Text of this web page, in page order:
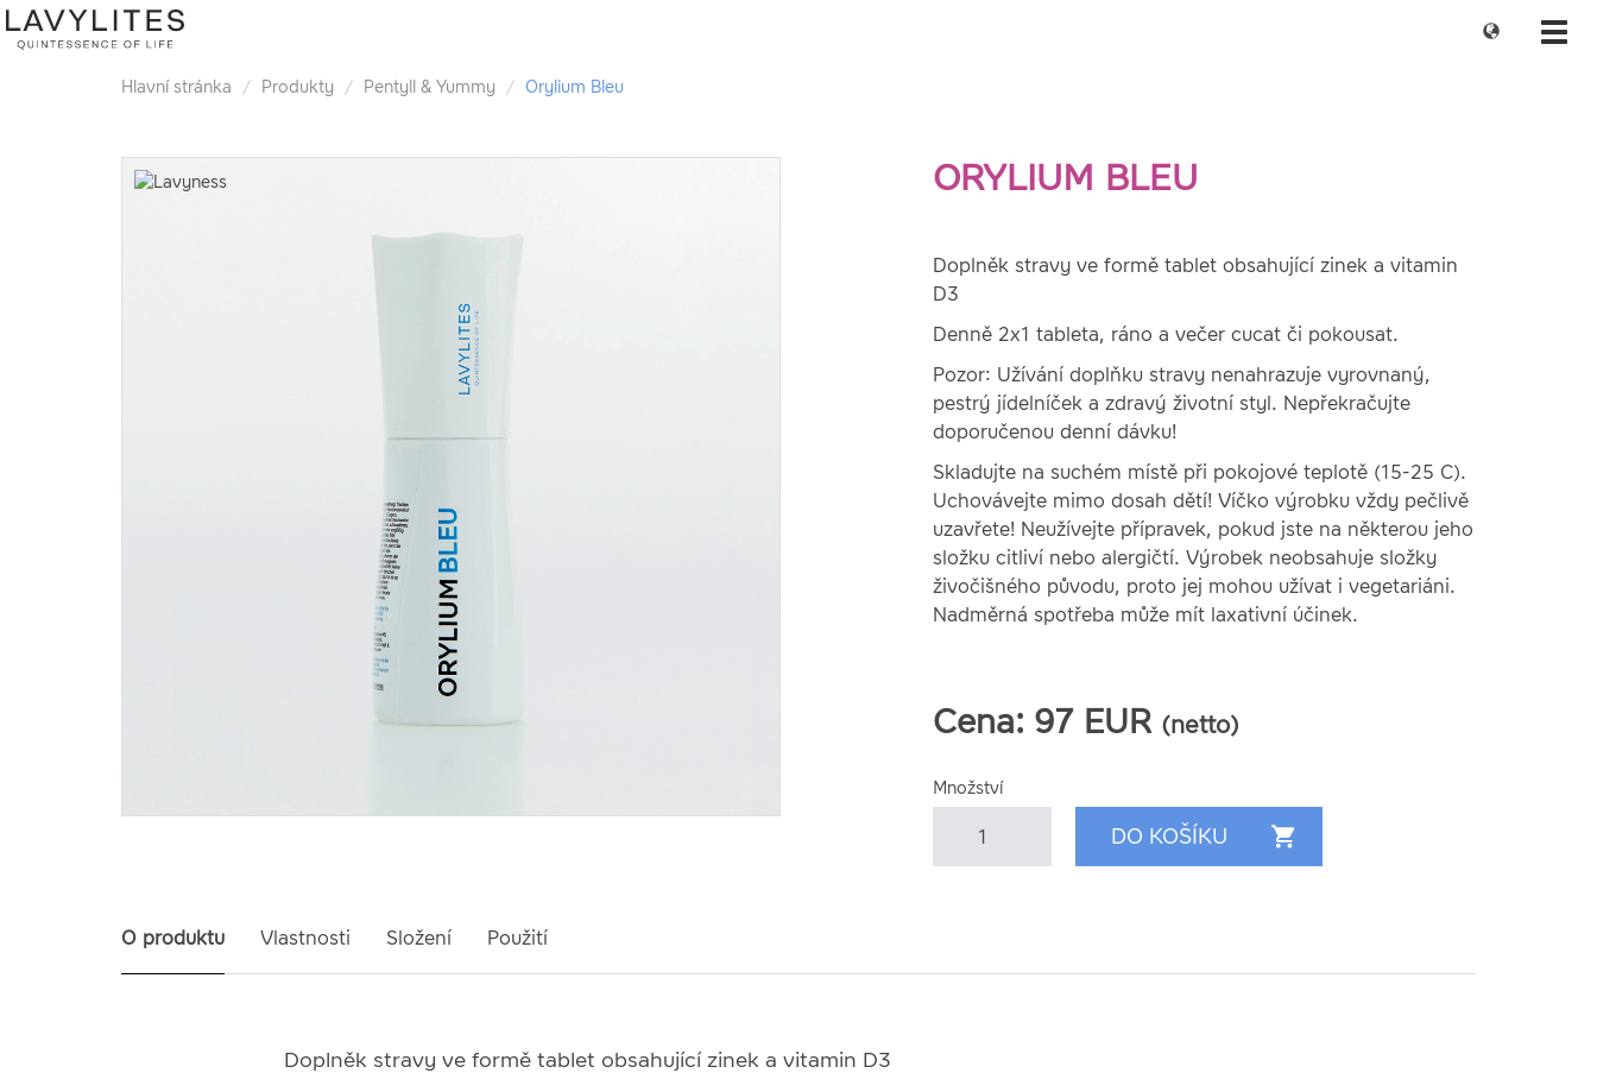
Change
Hlavní stránka
Produkty Pentyll & Yummy Orylium Bleu
ORYLIUM BLEU
Doplněk stravy ve formě tablet obsahující zinek a vitamin
D3
Denně 2x1 tableta, ráno a večer cucat či pokousat.
Pozor: Užívání doplňku stravy nenahrazuje vyrovnaný,
pestrý jídelníček a zdravý životní styl. Nepřekračujte
doporučenou denní dávku!
Skladujte na suchém místě při pokojové teplotě (15-25 C).
Uchovávejte mimo dosah dětí! Víčko výrobku vždy pečlivě
uzavřete! Neužívejte přípravek, pokud jste na některou jeho
složku citliví nebo alergičtí. Výrobek neobsahuje složky
živočišného původu, proto jej mohou užívat i vegetariáni.
Nadměrná spotřeba může mít laxativní účinek.
Cena: 97EUR (netto)
Množství
O produktu Vlastnosti Složení Použití
Doplněk stravy ve formě tablet obsahující zinek a vitamin D3